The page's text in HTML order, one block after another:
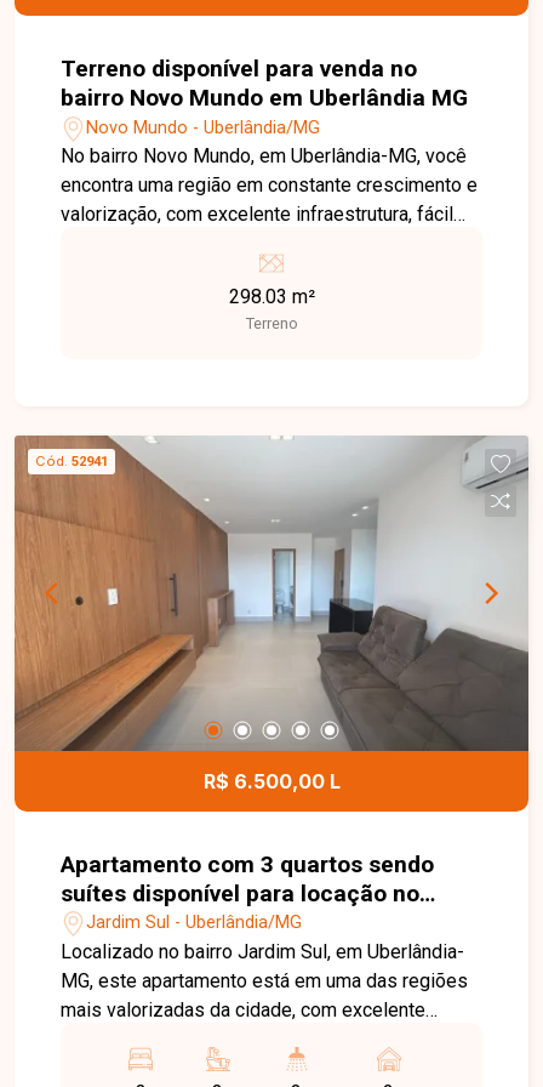
Terreno disponível para venda no
bairro Novo Mundo em Uberlândia MG
Novo Mundo - Uberlândia/MG
No bairro Novo Mundo, em Uberlândia-MG, você
encontra uma região em constante crescimento e
valorização, com excelente infraestrutura, fácil
grande potencial de investimento, além de estar
próxima a supermercados, escolas, farmácias e
metros de profundidade, oferecendo ótima
configuração para a construção de um projeto
residencial moderno e funcional. Uma excelente
oportunidade para investir ou construir o imóvel
dos seus sonhos em uma das regiões que mais
se valorizam em Uberlândia. Entre em contato e
agende sua visita!
298.03 m²
Terreno
Cód. 52941
R$ 6.500,00 L
Apartamento com 3 quartos sendo
suítes disponível para locação no
bairro Jardim Sul em Uberlândia - MG
Jardim Sul - Uberlândia/MG
Localizado no bairro Jardim Sul, em Uberlândia-
MG, este apartamento está em uma das regiões
mais valorizadas da cidade, com excelente
proximidade com supermercados, escolas,